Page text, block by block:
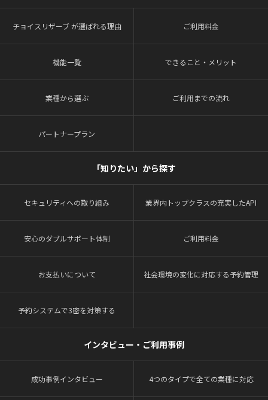
チョイスリザーブ が選ばれる理由 ご利用料金
機能一覧 できること・メリット
業種から選ぶ ご利用までの流れ
パートナープラン
「知りたい」から探す
セキュリティへの取り組み 業界内トップクラスの充実したAPI
安心のダブルサポート体制 ご利用料金
お支払いについて 社会環境の変化に対応する予約管理
予約システムで3密を対策する
インタビュー・ご利用事例
成功事例インタビュー 4つのタイプで全ての業種に対応